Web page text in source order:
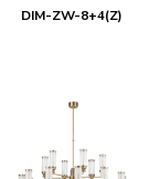
DIM-ZW-8+4(Z)